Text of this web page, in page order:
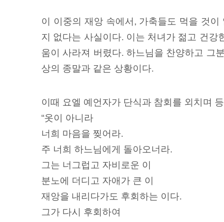
이 이중의 재앙 속에서, 가축들도 먹을 것
지 없다는 사실이다. 이는 처녀가 젊고 건강
움이 사라져 버렸다. 하느님을 찬양하고 그
상의 종말과 같은 상황이다.
이때 요엘 예언자가 단식과 참회를 외치며
“옷이 아니라
너희 마음을 찢어라.
주 너희 하느님에게 돌아오너라.
그는 너그럽고 자비로운 이
분노에 더디고 자애가 큰 이
재앙을 내리다가도 후회하는 이다.
그가 다시 후회하여